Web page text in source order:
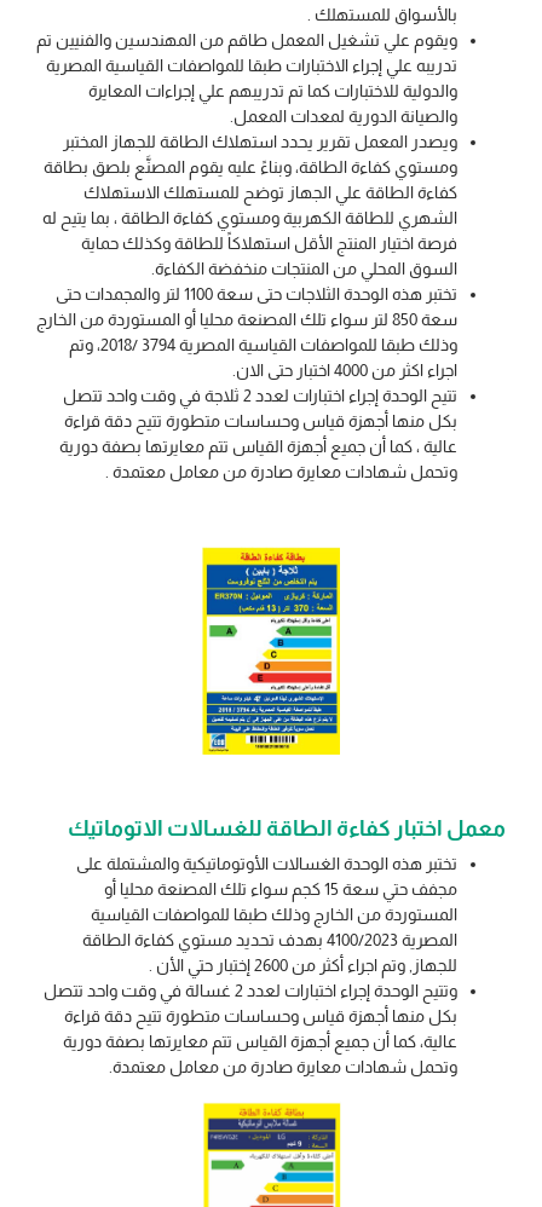
بالأسواق للمستهلك .
ويقوم علي تشغيل المعمل طاقم من المهندسين والفنيين تم
تدريبه علي إجراء الاختبارات طبقا للمواصفات القياسية المصرية
والدولية للاختبارات كما تم تدريبهم علي إجراءات المعايرة
والصيانة الدورية لمعدات المعمل.
ويصدر المعمل تقرير يحدد استهلاك الطاقة للجهاز المختبر
ومستوي كفاءة الطاقة، وبناءً عليه يقوم المصنَّع بلصق بطاقة
كفاءة الطاقة علي الجهاز توضح للمستهلك الاستهلاك
الشهري للطاقة الكهربية ومستوي كفاءة الطاقة ، بما يتيح له
فرصة اختيار المنتج الأقل استهلاكاً للطاقة وكذلك حماية
السوق المحلي من المنتجات منخفضة الكفاءة.
تختبر هذه الوحدة الثلاجات حتى سعة 1100 لتر والمجمدات حتى
سعة 850 لتر سواء تلك المصنعة محليا أو المستوردة من الخارج
وذلك طبقا للمواصفات القياسية المصرية 3794 /2018، وتم
اجراء اكثر من 4000 اختبار حتى الان.
تتيح الوحدة إجراء اختبارات لعدد 2 ثلاجة في وقت واحد تتصل
بكل منها أجهزة قياس وحساسات متطورة تتيح دقة قراءة
عالية ، كما أن جميع أجهزة القياس تتم معايرتها بصفة دورية
وتحمل شهادات معايرة صادرة من معامل معتمدة .
معمل اختبار كفاءة الطاقة للغسالات الاتوماتيك
تختبر هذه الوحدة الغسالات الأوتوماتيكية والمشتملة على
مجفف حتي سعة 15 كجم سواء تلك المصنعة محليا أو
المستوردة من الخارج وذلك طبقا للمواصفات القياسية
المصرية 4100/2023 بهدف تحديد مستوي كفاءة الطاقة
للجهاز, وتم اجراء أكثر من 2600 إختبار حتي الأن .
وتتيح الوحدة إجراء اختبارات لعدد 2 غسالة في وقت واحد تتصل
بكل منها أجهزة قياس وحساسات متطورة تتيح دقة قراءة
عالية، كما أن جميع أجهزة القياس تتم معايرتها بصفة دورية
وتحمل شهادات معايرة صادرة من معامل معتمدة.